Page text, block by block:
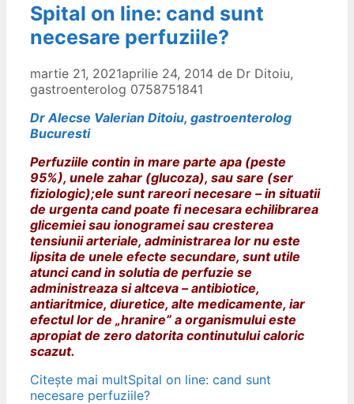
Spital on line: cand sunt
necesare perfuziile?
martie 21, 2021aprilie 24, 2014 de Dr Ditoiu,
gastroenterolog 0758751841
Dr Alecse Valerian Ditoiu, gastroenterolog
Bucuresti
Perfuziile contin in mare parte apa (peste
95%), unele zahar (glucoza), sau sare (ser
fiziologic);ele sunt rareori necesare – in situatii
de urgenta cand poate fi necesara echilibrarea
glicemiei sau ionogramei sau cresterea
tensiunii arteriale, administrarea lor nu este
lipsita de unele efecte secundare, sunt utile
atunci cand in solutia de perfuzie se
administreaza si altceva – antibiotice,
antiaritmice, diuretice, alte medicamente, iar
efectul lor de „hranire” a organismului este
apropiat de zero datorita continutului caloric
scazut.
Citește mai multSpital on line: cand sunt
necesare perfuziile?